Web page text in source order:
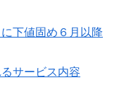
下値固め６月以降
サービス内容